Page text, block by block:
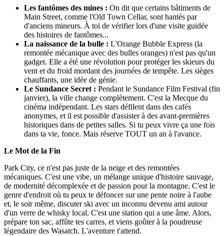
Les fantômes des mines : On dit que certains bâtiments de
Main Street, comme l'Old Town Cellar, sont hantés par
d'anciens mineurs. À toi de vérifier lors d'une visite guidée
des histoires de fantômes...
La naissance de la bulle : L'Orange Bubble Express (la
remontée mécanique avec des bulles oranges) n'est pas qu'un
gadget. Elle a été une révolution pour protéger les skieurs du
vent et du froid mordant des journées de tempête. Les sièges
chauffants, une idée de génie.
Le Sundance Secret : Pendant le Sundance Film Festival (fin
janvier), la ville change complètement. C'est la Mecque du
cinéma indépendant. Les stars défilent dans des cafés
anonymes, et il est possible d'assister à des avant-premières
historiques dans de petites salles. Si tu peux vivre ça une fois
dans ta vie, fonce. Mais réserve TOUT un an à l'avance.
Le Mot de la Fin
Park City, ce n'est pas juste de la neige et des remontées
mécaniques. C'est une vibe, un mélange unique d'histoire sauvage,
de modernité décomplexée et de passion pour la montagne. C'est le
genre d'endroit où tu peux te défoncer sur une pente noire à l'aube
et, le soir même, discuter ski avec un inconnu devenu ami autour
d'un verre de whisky local. C'est une station qui a une âme. Alors,
prépare ton sac, affûte tes carres, et viens goûter à la poudreuse
légendaire des Wasatch. L'aventure t'attend.